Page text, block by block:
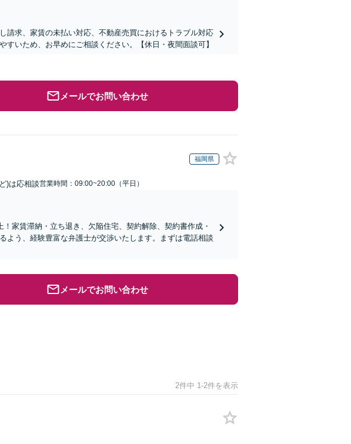
請求、家賃の未払い対応、不動産売買におけるトラブル対応
いため、お早めにご相談ください。【休日・夜間面談可】
メールでお問い合わせ
福岡県
)は応相談営業時間：09:00~20:00（平日）
家賃滞納・立ち退き、欠陥住宅、契約解除、契約書作成・
よう、経験豊富な弁護士が交渉いたします。まずは電話相談
メールでお問い合わせ
2件中 1-2件を表示